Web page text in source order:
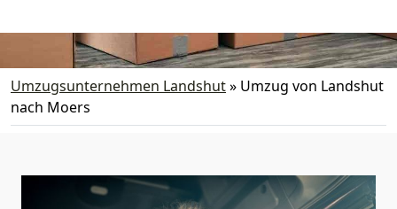
Umzugsunternehmen Landshut» Umzug von Landshut
nach Moers